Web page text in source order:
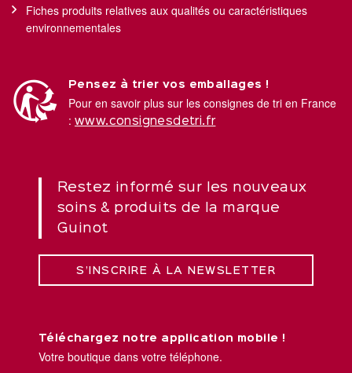
Fiches produits relatives aux qualités ou caractéristiques
environnementales
Pensez à trier vos emballages !
Pour en savoir plus sur les consignes de tri en France
: www.consignesdetri.fr
Restez informé sur les nouveaux
soins & produits de la marque
Guinot
S’INSCRIRE À LA NEWSLETTER
Téléchargez notre application mobile !
Votre boutique dans votre téléphone.